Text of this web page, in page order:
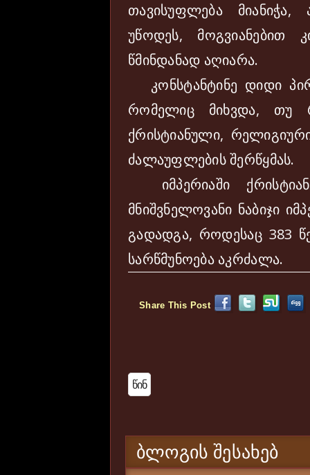
თავისუფლება
უწოდეს, მოგვიანებით
წმინდანად აღიარა.
კონსტანტინე დიდი
რომელიც მიხვდა, თუ
ქრისტიანული,
ძალაუფლების შერწყმას.
იმპერიაში
მნიშვნელოვანი ნაბიჯი
გადადგა, როდესაც 383
სარწმუნოება აკრძალა.
Share This Post
Წინ
ᲑᲚᲝᲒᲘᲡ ᲨᲔᲡᲐᲮᲔᲑ